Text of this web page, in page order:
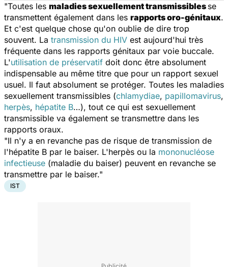
"Toutes les maladies sexuellement transmissibles se
transmettent également dans les rapports oro-génitaux.
Et c'est quelque chose qu'on oublie de dire trop
souvent. La transmission du HIV est aujourd'hui très
fréquente dans les rapports génitaux par voie buccale.
L'utilisation de préservatif doit donc être absolument
indispensable au même titre que pour un rapport sexuel
usuel. Il faut absolument se protéger. Toutes les maladies
sexuellement transmissibles (chlamydiae, papillomavirus,
herpès, hépatite B…), tout ce qui est sexuellement
transmissible va également se transmettre dans les
rapports oraux.
"Il n'y a en revanche pas de risque de transmission de
l'hépatite B par le baiser. L'herpès ou la mononucléose
infectieuse (maladie du baiser) peuvent en revanche se
transmettre par le baiser."
IST